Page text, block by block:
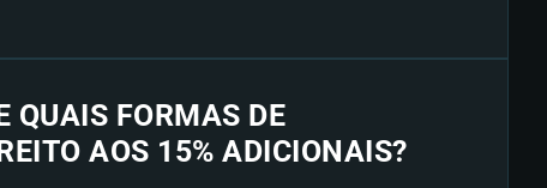
QUAIS FORMAS DE
AOS 15% ADICIONAIS?